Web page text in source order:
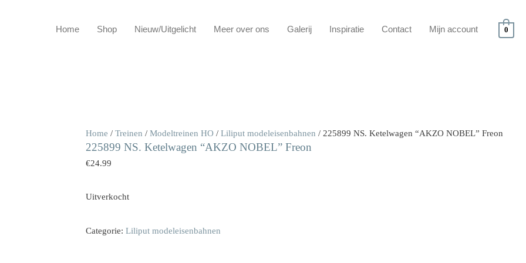
Home Shop Nieuw/Uitgelicht Meer over ons Galerij Inspiratie Contact Mijn account 0
Home / Treinen / Modeltreinen HO/ Liliput modeleisenbahnen / 225899 NS. Ketelwagen “AKZO NOBEL” Freon
225899 NS. Ketelwagen “AKZO NOBEL” Freon
€24.99
Uitverkocht
Categorie: Liliput modeleisenbahnen